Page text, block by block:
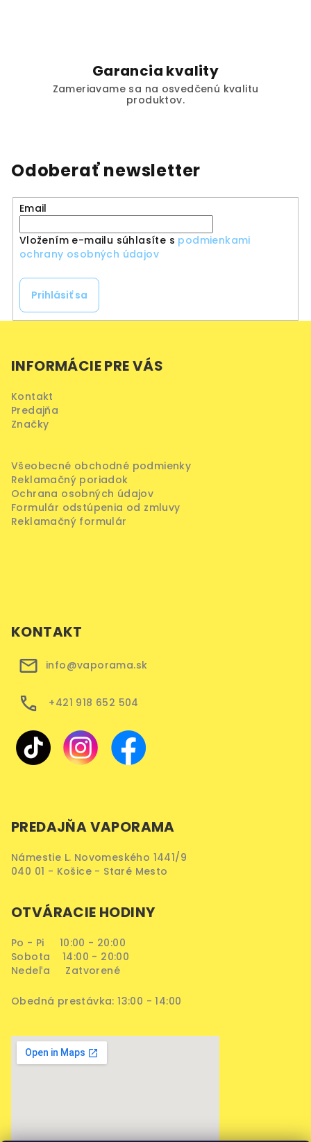
Garancia kvality
Zameriavame sa na osvedčenú kvalitu
produktov.
Odoberať newsletter
Email
Vložením e-mailu súhlasíte s podmienkami
ochrany osobných údajov
Prihlásiť sa
INFORMÁCIE PRE VÁS
Kontakt
Predajňa
Značky
Všeobecné obchodné podmienky
Reklamačný poriadok
Ochrana osobných údajov
Formulár odstúpenia od zmluvy
Reklamačný formulár
KONTAKT
info@vaporama.sk
+421 918 652 504
PREDAJŇA VAPORAMA
Námestie L. Novomeského 1441/9
040 01 - Košice - Staré Mesto
OTVÁRACIE HODINY
Po - Pi 10:00 - 20:00
Sobota 14:00 - 20:00
Nedeľa Zatvorené
Obedná prestávka: 13:00 - 14:00